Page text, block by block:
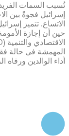
تُسبب السمات
إسرائيل فجوةً بين
الاتساع. تتميز
حين أن إجازة
المهمشة في حالة
أداء الوالدين ورفاه